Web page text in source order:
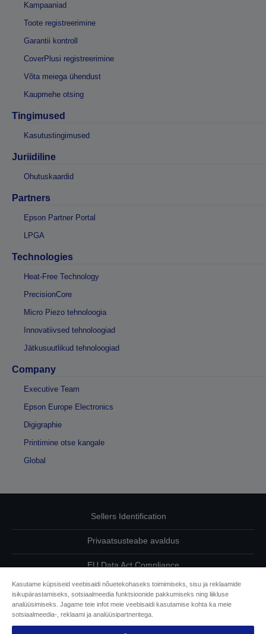
Kampaaniad
Toote registreerimine
Garantii kontroll
CoverPlusi registreerimine
Võta meiega ühendust
Kaupmehe otsing
Tingimused
Kasutustingimused
Juriidiline
Ohutuskaardid
Partners
Epson Partner Portal
LPGA
Technologies
Heat-Free Technology
PrecisionCore
Micro Piezo tehnoloogia
Innovatiivsed tehnoloogiad
Jätkusuutlikud tehnoloogiad
Company
Executive Team
Epson Europe Electronics
Digigraphie
Printimine otse kangale
Global
Sellers Identification
Privaatsusteabe avaldus
EU Data Act Compliance
Võtke meiega oma andmete osas ühendust
Cookie Information
Kasutame küpsiseid veebisaidi nõuetekohaseks toimimiseks, sisu ja reklaamide
isikupärastamiseks, sotsiaalmeedia funktsioonide pakkumiseks ning liikluse
analüüsimiseks. Jagame teie infot meie veebisaidi kasutamise kohta ka meie
sotsiaalmeedia-, reklaami ja analüüsipartneritega.